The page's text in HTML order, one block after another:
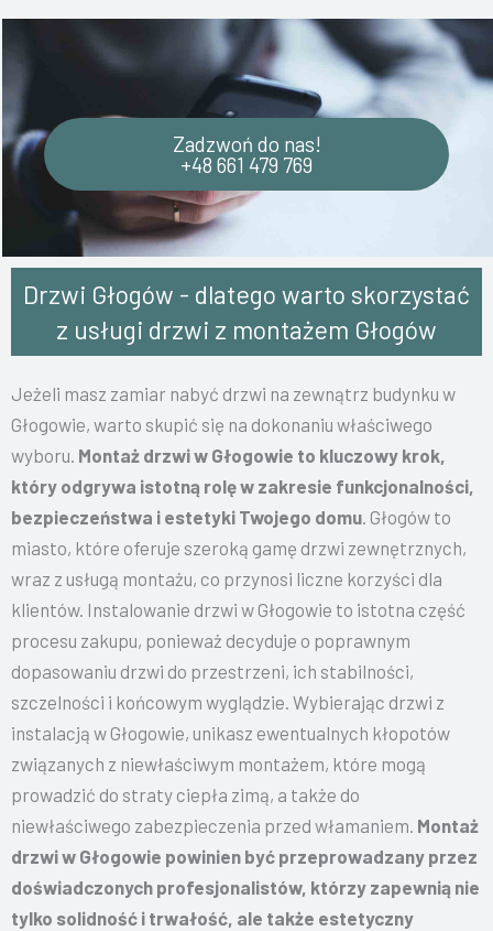
Zadzwoń do nas!
+48 661 479 769
Drzwi Głogów - dlatego warto skorzystać
z usługi drzwi z montażem Głogów
Jeżeli masz zamiar nabyć drzwi na zewnątrz budynku w
Głogowie, warto skupić się na dokonaniu właściwego
wyboru. Montaż drzwi w Głogowie to kluczowy krok,
który odgrywa istotną rolę w zakresie funkcjonalności,
bezpieczeństwa i estetyki Twojego domu. Głogów to
miasto, które oferuje szeroką gamę drzwi zewnętrznych,
wraz z usługą montażu, co przynosi liczne korzyści dla
klientów. Instalowanie drzwi w Głogowie to istotna część
procesu zakupu, ponieważ decyduje o poprawnym
dopasowaniu drzwi do przestrzeni, ich stabilności,
szczelności i końcowym wyglądzie. Wybierając drzwi z
instalacją w Głogowie, unikasz ewentualnych kłopotów
związanych z niewłaściwym montażem, które mogą
prowadzić do straty ciepła zimą, a także do
niewłaściwego zabezpieczenia przed włamaniem. Montaż
drzwi w Głogowie powinien być przeprowadzany przez
doświadczonych profesjonalistów, którzy zapewnią nie
tylko solidność i trwałość, ale także estetyczny